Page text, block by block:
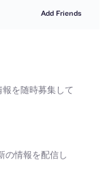
Add Friends
を随時募集して
の情報を配信し